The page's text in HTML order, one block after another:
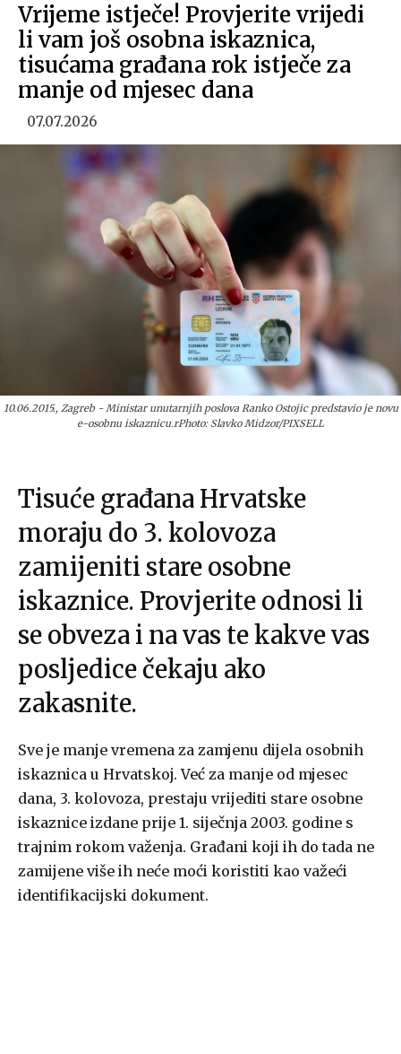
Vrijeme istječe! Provjerite vrijedi
li vam još osobna iskaznica,
tisućama građana rok istječe za
manje od mjesec dana
07.07.2026
10.06.2015., Zagreb - Ministar unutarnjih poslova Ranko Ostojic predstavio je novu
e-osobnu iskaznicu.rPhoto: Slavko Midzor/PIXSELL
Tisuće građana Hrvatske
moraju do 3. kolovoza
zamijeniti stare osobne
iskaznice. Provjerite odnosi li
se obveza i na vas te kakve vas
posljedice čekaju ako
zakasnite.
Sve je manje vremena za zamjenu dijela osobnih
iskaznica u Hrvatskoj. Već za manje od mjesec
dana, 3. kolovoza, prestaju vrijediti stare osobne
iskaznice izdane prije 1. siječnja 2003. godine s
trajnim rokom važenja. Građani koji ih do tada ne
zamijene više ih neće moći koristiti kao važeći
identifikacijski dokument.